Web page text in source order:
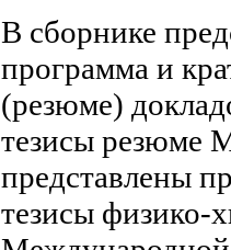
В сборнике
программа и
(резюме)
тезисы резюме
представлены
тезисы физико-